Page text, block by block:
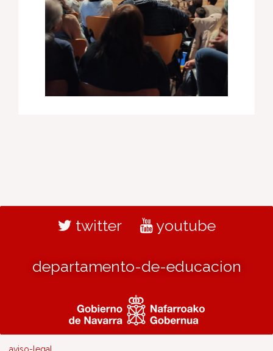
twitter youtube
departamento-de-educacion
aviso-legal